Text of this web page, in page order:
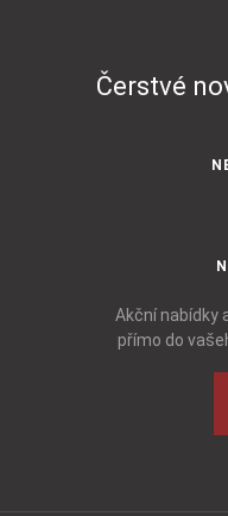
Čerstvé
Akční nabídky
přímo do